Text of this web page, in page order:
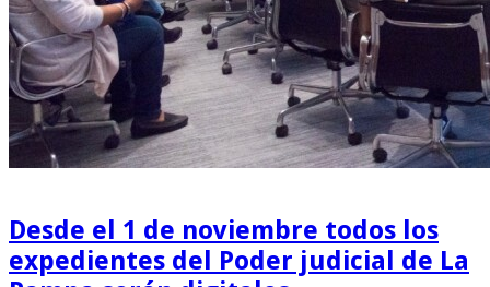
Desde el 1 de noviembre todos los
expedientes del Poder judicial de La